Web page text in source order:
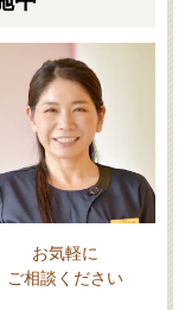
お気軽に
ご相談ください